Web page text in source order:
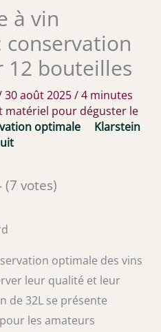
à vin
conservation
bouteilles
30 août 2025/4 minutes
matériel pour déguster le
optimale
Klarstein
(7 votes)
optimale des vins
leur qualité et leur
de 32L se présente
les amateurs